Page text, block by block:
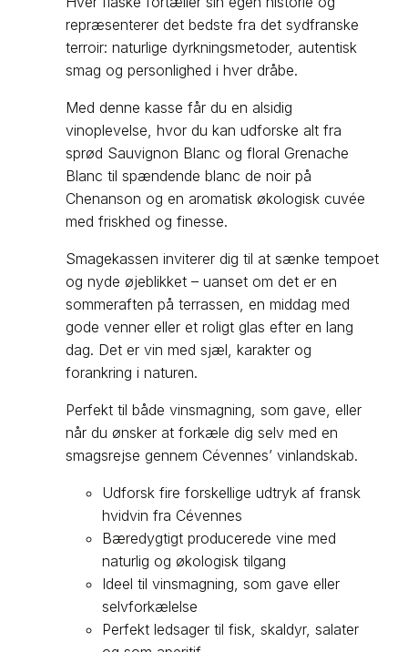
repræsenterer det bedste fra det sydfranske
terroir: naturlige dyrkningsmetoder, autentisk
smag og personlighed i hver dråbe.
Med denne kasse får du en alsidig
vinoplevelse, hvor du kan udforske alt fra
sprød Sauvignon Blanc og floral Grenache
Blanc til spændende blanc de noir på
Chenanson og en aromatisk økologisk cuvée
med friskhed og finesse.
Smagekassen inviterer dig til at sænke tempoet
og nyde øjeblikket – uanset om det er en
sommeraften på terrassen, en middag med
gode venner eller et roligt glas efter en lang
dag. Det er vin med sjæl, karakter og
forankring i naturen.
Perfekt til både vinsmagning, som gave, eller
når du ønsker at forkæle dig selv med en
smagsrejse gennem Cévennes’ vinlandskab.
Udforsk fire forskellige udtryk af fransk
hvidvin fra Cévennes
Bæredygtigt producerede vine med
naturlig og økologisk tilgang
Ideel til vinsmagning, som gave eller
selvforkælelse
Perfekt ledsager til fisk, skaldyr, salater